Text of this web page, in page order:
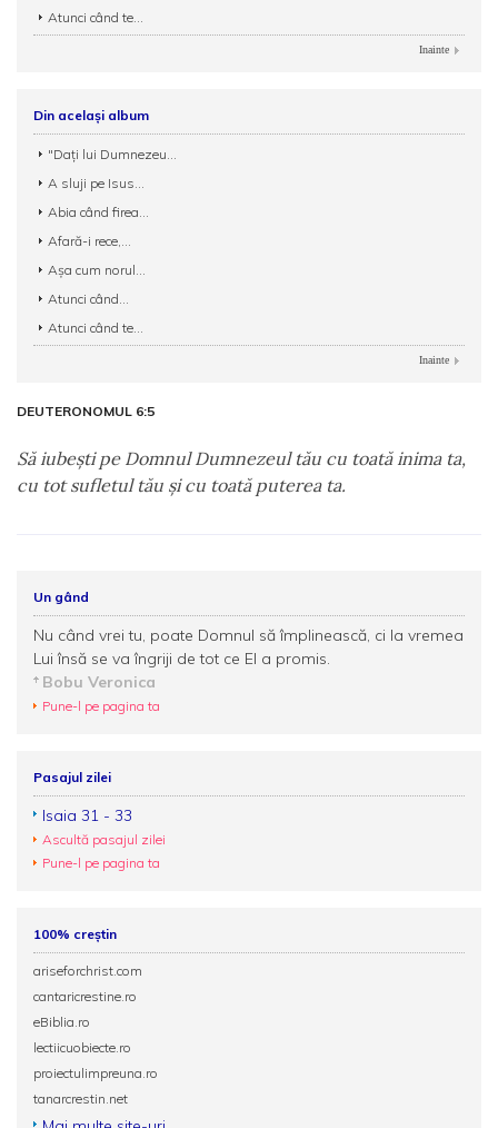
Atunci când te...
Inainte
Din același album
"Daţi lui Dumnezeu...
A sluji pe Isus...
Abia când firea...
Afară-i rece,...
Aşa cum norul...
Atunci când...
Atunci când te...
Inainte
DEUTERONOMUL 6:5
Să iubeşti pe Domnul Dumnezeul tău cu toată inima ta,
cu tot sufletul tău şi cu toată puterea ta.
Un gând
Nu când vrei tu, poate Domnul să împlinească, ci la vremea
Lui însă se va îngriji de tot ce El a promis.
Bobu Veronica
Pune-l pe pagina ta
Pasajul zilei
Isaia 31 - 33
Ascultă pasajul zilei
Pune-l pe pagina ta
100% creștin
ariseforchrist.com
cantaricrestine.ro
eBiblia.ro
lectiicuobiecte.ro
proiectulimpreuna.ro
tanarcrestin.net